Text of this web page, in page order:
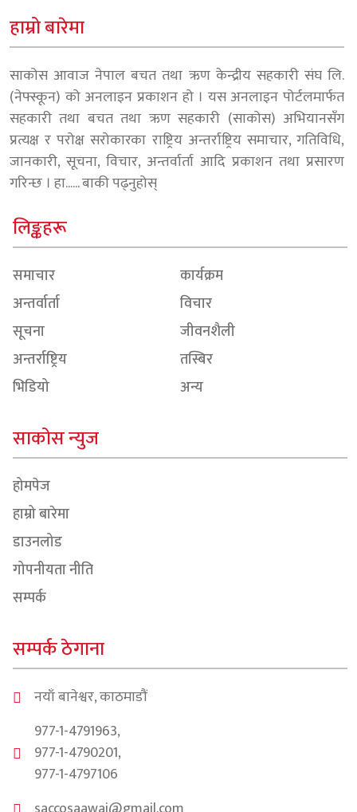
हाम्रो बारेमा
साकोस आवाज नेपाल बचत तथा ऋण केन्द्रीय सहकारी संघ लि.
(नेफ्स्कून) को अनलाइन प्रकाशन हो । यस अनलाइन पोर्टलमार्फत
सहकारी तथा बचत तथा ऋण सहकारी (साकोस) अभियानसँग
प्रत्यक्ष र परोक्ष सरोकारका राष्ट्रिय अन्तर्राष्ट्रिय समाचार, गतिविधि,
जानकारी, सूचना, विचार, अन्तर्वार्ता आदि प्रकाशन तथा प्रसारण
गरिन्छ । हा......बाकी पढ्नुहोस्
लिङ्कहरू
समाचार
कार्यक्रम
अन्तर्वार्ता
विचार
सूचना
जीवनशैली
अन्तर्राष्ट्रिय
तस्बिर
भिडियो
अन्य
साकोस न्युज
होमपेज
हाम्रो बारेमा
डाउनलोड
गोपनीयता नीति
सम्पर्क
सम्पर्क ठेगाना
नयाँ बानेश्वर, काठमाडौं
977-1-4791963,
977-1-4790201,
977-1-4797106